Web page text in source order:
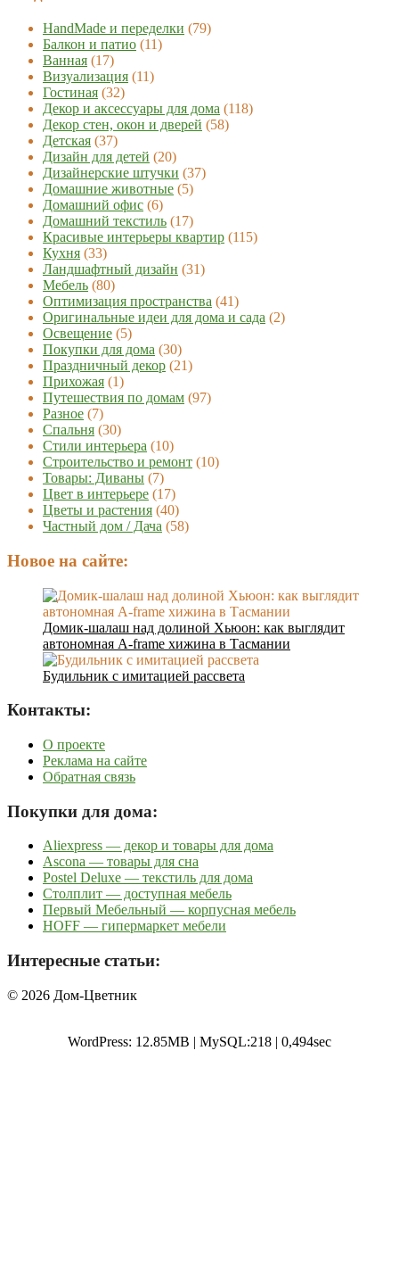
HandMade и переделки (79)
Балкон и патио (11)
Ванная (17)
Визуализация (11)
Гостиная (32)
Декор и аксессуары для дома (118)
Декор стен, окон и дверей (58)
Детская (37)
Дизайн для детей (20)
Дизайнерские штучки (37)
Домашние животные (5)
Домашний офис (6)
Домашний текстиль (17)
Красивые интерьеры квартир (115)
Кухня (33)
Ландшафтный дизайн (31)
Мебель (80)
Оптимизация пространства (41)
Оригинальные идеи для дома и сада (2)
Освещение (5)
Покупки для дома (30)
Праздничный декор (21)
Прихожая (1)
Путешествия по домам (97)
Разное (7)
Спальня (30)
Стили интерьера (10)
Строительство и ремонт (10)
Товары: Диваны (7)
Цвет в интерьере (17)
Цветы и растения (40)
Частный дом / Дача (58)
Новое на сайте:
Домик-шалаш над долиной Хьюон: как выглядит
автономная A-frame хижина в Тасмании
Будильник с имитацией рассвета
Контакты:
О проекте
Реклама на сайте
Обратная связь
Покупки для дома:
Aliexpress — декор и товары для дома
Ascona — товары для сна
Postel Deluxe — текстиль для дома
Столплит — доступная мебель
Первый Мебельный — корпусная мебель
HOFF — гипермаркет мебели
Интересные статьи:
© 2026 Дом-Цветник
WordPress: 12.85MB | MySQL:218 | 0,494sec